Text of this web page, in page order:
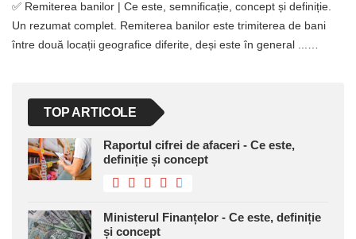
✅ Remiterea banilor | Ce este, semnificație, concept și definiție.
Un rezumat complet. Remiterea banilor este trimiterea de bani
între două locații geografice diferite, deși este în general ...…
TOP ARTICOLE
Raportul cifrei de afaceri - Ce este,
definiție și concept
Ministerul Finanțelor - Ce este, definiție
și concept